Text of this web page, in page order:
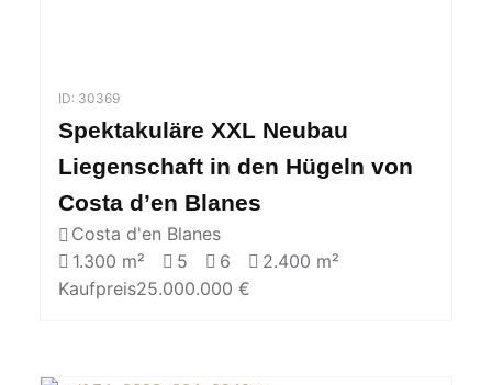
ID: 30369
Spektakuläre XXL Neubau
Liegenschaft in den Hügeln von
Costa d’en Blanes
Costa d'en Blanes
1.300 m²
5 6
2.400 m²
Kaufpreis25.000.000 €